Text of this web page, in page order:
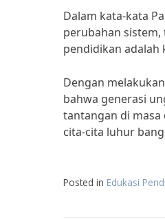
Dalam kata-kata
perubahan
pendidikan adalah
Dengan
bahwa generasi
tantangan di
cita-cita luhur
Posted in Edukasi